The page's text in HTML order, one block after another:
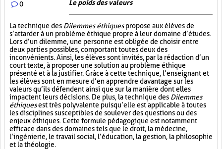
0 Le poids des valeurs
La technique des Dilemmes éthiquespropose aux élèves de
s’attarder à un problème éthique propre à leur domaine d’études.
Lors d’un dilemme, une personne est obligée de choisir entre
deux parties possibles, comportant toutes deux des
inconvénients. Ainsi, les élèves sont invités, par la rédaction d’un
court texte, à proposer une solution au problème éthique
présenté et à la justifier. Grâce à cette technique, l’enseignant et
les élèves sont en mesure d’en apprendre davantage sur les
valeurs qu’ils défendent ainsi que sur la manière dont elles
impactent leurs décisions. De plus, la technique des Dilemmes
éthiquesest très polyvalente puisqu’elle est applicable à toutes
les disciplines susceptibles de soulever des questions ou des
enjeux éthiques. Cette formule pédagogique est notamment
efficace dans des domaines tels que le droit, la médecine,
l’ingénierie, le travail social, l’éducation, la gestion, la philosophie
et la théologie.